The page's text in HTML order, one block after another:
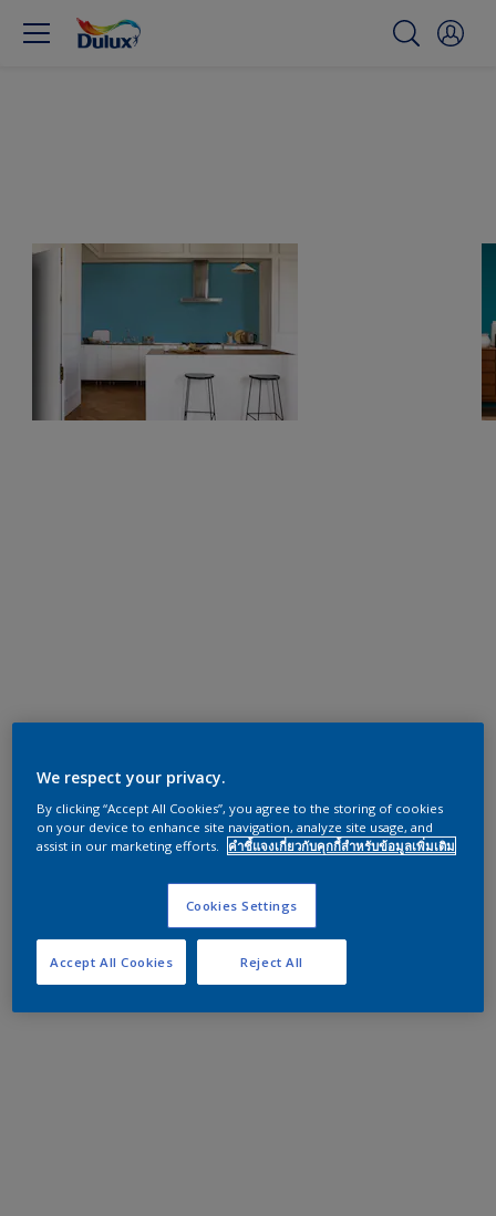
We respect your privacy.
By clicking “Accept All Cookies”, you agree to the storing of cookies
on your device to enhance site navigation, analyze site usage, and
assist in our marketing efforts.
คำชี้แจงเกี่ยวกับคุกกี้สำหรับข้อมูลเพิ่มเติม
Cookies Settings
Reject All
Accept All Cookies